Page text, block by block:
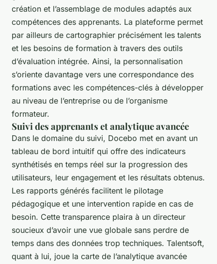
création et l’assemblage de modules adaptés aux
compétences des apprenants. La plateforme permet
par ailleurs de cartographier précisément les talents
et les besoins de formation à travers des outils
d’évaluation intégrée. Ainsi, la personnalisation
s’oriente davantage vers une correspondance des
formations avec les compétences-clés à développer
au niveau de l’entreprise ou de l’organisme
formateur.
Suivi des apprenants et analytique avancée
Dans le domaine du suivi, Docebo met en avant un
tableau de bord intuitif qui offre des indicateurs
synthétisés en temps réel sur la progression des
utilisateurs, leur engagement et les résultats obtenus.
Les rapports générés facilitent le pilotage
pédagogique et une intervention rapide en cas de
besoin. Cette transparence plaira à un directeur
soucieux d’avoir une vue globale sans perdre de
temps dans des données trop techniques. Talentsoft,
quant à lui, joue la carte de l’analytique avancée